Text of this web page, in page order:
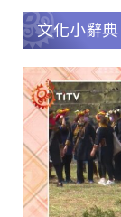
文化小辭典